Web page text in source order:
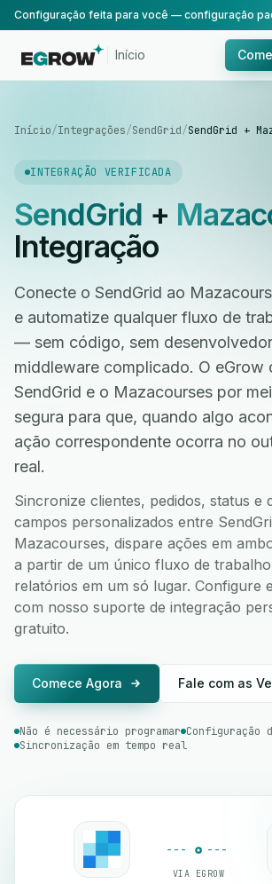
Início
Início/Integrações/SendGrid/SendGrid +
INTEGRAÇÃO VERIFICADA
SendGrid +
Integração
Conecte o SendGrid ao
e automatize qualquer fluxo de
— sem código, sem
middleware complicado. O eGrow
SendGrid e o Mazacourses por
segura para que, quando algo
ação correspondente ocorra no
real.
Sincronize clientes, pedidos, status e
campos personalizados entre
Mazacourses, dispare ações em
a partir de um único fluxo de
relatórios em um só lugar. Configure
com nosso suporte de integração
gratuito.
Comece Agora Fale com as
Não é necessário programar Configuração
Sincronização em tempo real
VIA EGROW